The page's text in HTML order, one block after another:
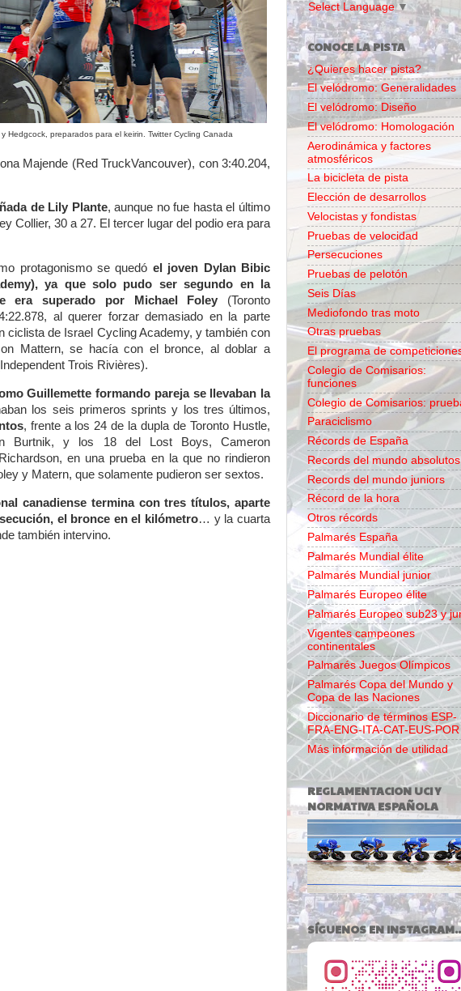
y Hedgcock, preparados para el keirin. Twitter Cycling Canada
Majende (Red TruckVancouver), con 3:40.204,
de Lily Plante, aunque no fue hasta el último
Collier, 30 a 27. El tercer lugar del podio era para
protagonismo se quedó el joven Dylan Bibic
ya que solo pudo ser segundo en la
era superado por Michael Foley (Toronto
al querer forzar demasiado en la parte
ciclista de Israel Cycling Academy, y también con
Mattern, se hacía con el bronce, al doblar a
Trois Rivières).
Guillemette formando pareja se llevaban la
los seis primeros sprints y los tres últimos,
, frente a los 24 de la dupla de Toronto Hustle,
Burtnik, y los 18 del Lost Boys, Cameron
en una prueba en la que no rindieron
y Matern, que solamente pudieron ser sextos.
canadiense termina con tres títulos, aparte
el bronce en el kilómetro… y la cuarta
también intervino.
Select Language ▼
CONOCE LA PISTA
¿Quieres hacer pista?
El velódromo: Generalidades
El velódromo: Diseño
El velódromo: Homologación
Aerodinámica y factores
atmosféricos
La bicicleta de pista
Elección de desarrollos
Velocistas y fondistas
Pruebas de velocidad
Persecuciones
Pruebas de pelotón
Seis Días
Mediofondo tras moto
Otras pruebas
El programa de
Colegio de Comisarios:
funciones
Colegio de Comisarios:
Paraciclismo
Récords de España
Records del mundo absolutos
Records del mundo juniors
Récord de la hora
Otros récords
Palmarés España
Palmarés Mundial élite
Palmarés Mundial junior
Palmarés Europeo élite
Palmarés Europeo sub23 y
Vigentes campeones
continentales
Palmarés Juegos Olímpicos
Palmarés Copa del Mundo y
Copa de las Naciones
Diccionario de términos ESP-
FRA-ENG-ITA-CAT-EUS-POR
Más información de utilidad
REGLAMENTACION UCI Y
NORMATIVA ESPAÑOLA
SÍGUENOS EN